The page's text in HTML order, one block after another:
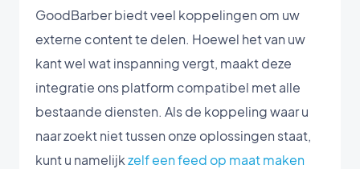
GoodBarber biedt veel koppelingen om uw
externe content te delen. Hoewel het van uw
kant wel wat inspanning vergt, maakt deze
integratie ons platform compatibel met alle
bestaande diensten. Als de koppeling waar u
naar zoekt niet tussen onze oplossingen staat,
kunt u namelijkzelf een feed op maat maken